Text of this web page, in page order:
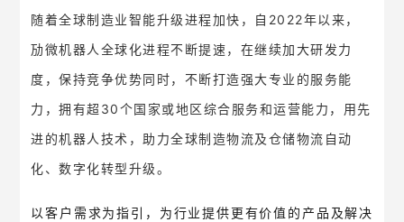
随着全球制造业智能升级进程加快，自2022年以来，
劢微机器人全球化进程不断提速，在继续加大研发力
度，保持竞争优势同时，不断打造强大专业的服务能
力，拥有超30个国家或地区综合服务和运营能力，用先
进的机器人技术，助力全球制造物流及仓储物流自动
化、数字化转型升级。
以客户需求为指引，为行业提供更有价值的产品及解决